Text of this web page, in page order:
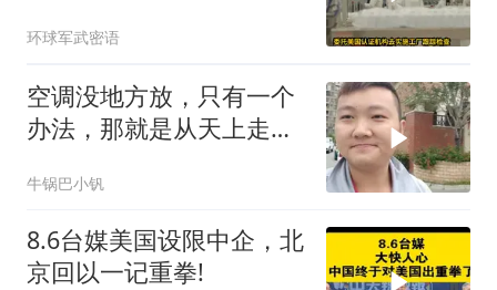
环球军武密语
空调没地方放，只有一个
办法，那就是从天上走，
牛锅巴小钒
8.6台媒美国设限中企，北
京回以一记重拳!